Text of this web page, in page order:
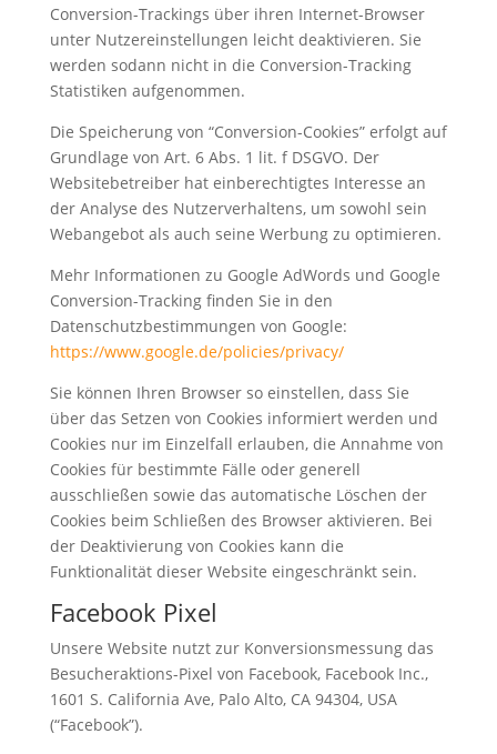
Conversion-Trackings über ihren Internet-Browser
unter Nutzereinstellungen leicht deaktivieren. Sie
werden sodann nicht in die Conversion-Tracking
Statistiken aufgenommen.
Die Speicherung von “Conversion-Cookies” erfolgt auf
Grundlage von Art. 6 Abs. 1 lit. f DSGVO. Der
Websitebetreiber hat einberechtigtes Interesse an
der Analyse des Nutzerverhaltens, um sowohl sein
Webangebot als auch seine Werbung zu optimieren.
Mehr Informationen zu Google AdWords und Google
Conversion-Tracking finden Sie in den
Datenschutzbestimmungen von Google:
https://www.google.de/policies/privacy/
Sie können Ihren Browser so einstellen, dass Sie
über das Setzen von Cookies informiert werden und
Cookies nur im Einzelfall erlauben, die Annahme von
Cookies für bestimmte Fälle oder generell
ausschließen sowie das automatische Löschen der
Cookies beim Schließen des Browser aktivieren. Bei
der Deaktivierung von Cookies kann die
Funktionalität dieser Website eingeschränkt sein.
Facebook Pixel
Unsere Website nutzt zur Konversionsmessung das
Besucheraktions-Pixel von Facebook, Facebook Inc.,
1601 S. California Ave, Palo Alto, CA 94304, USA
(“Facebook”).